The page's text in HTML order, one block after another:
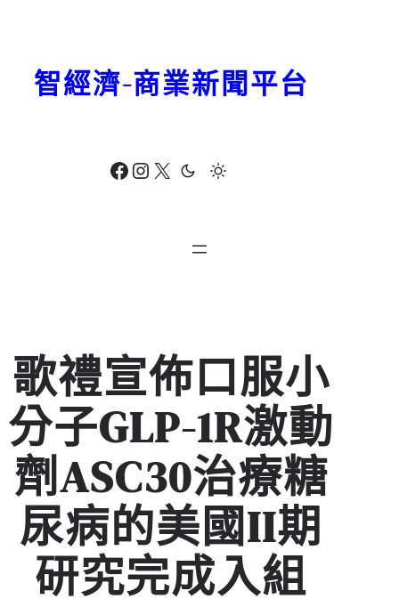
Facebook Instagram X
智經濟-商業新聞平台
歌禮宣佈口服小
分子GLP-1R激動
劑ASC30治療糖
尿病的美國II期
研究完成入組